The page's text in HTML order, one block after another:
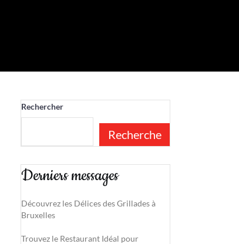
Rechercher
Recherche
Derniers messages
Découvrez les Délices des Grillades à
Bruxelles
Trouvez le Restaurant Idéal pour